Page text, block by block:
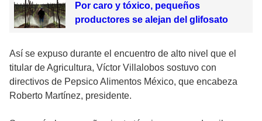
Por caro y tóxico, pequeños
productores se alejan del glifosato
Así se expuso durante el encuentro de alto nivel que el
titular de Agricultura, Víctor Villalobos sostuvo con
directivos de Pepsico Alimentos México, que encabeza
Roberto Martínez, presidente.